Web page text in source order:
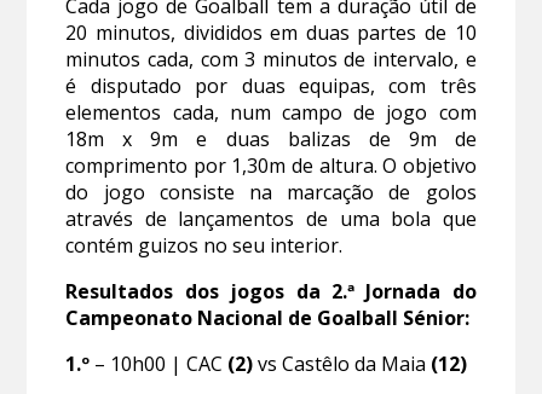
Cada jogo de Goalball tem a duração útil de
20 minutos, divididos em duas partes de 10
minutos cada, com 3 minutos de intervalo, e
é disputado por duas equipas, com três
elementos cada, num campo de jogo com
18m x 9m e duas balizas de 9m de
comprimento por 1,30m de altura. O objetivo
do jogo consiste na marcação de golos
através de lançamentos de uma bola que
contém guizos no seu interior.
Resultados dos jogos da 2.ª Jornada do
Campeonato Nacional de Goalball Sénior:
1.º – 10h00 | CAC (2)vs Castêlo da Maia (12)